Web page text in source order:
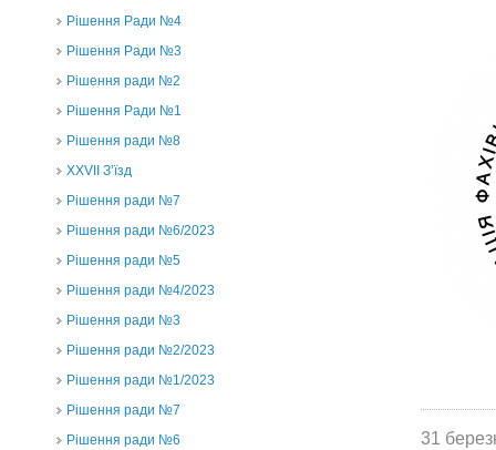
Рішення Ради №4
Рішення Ради №3
Рішення ради №2
Рішення Ради №1
Рішення ради №8
ХХVII З’їзд
Рішення ради №7
Рішення ради №6/2023
Рішення ради №5
Рішення ради №4/2023
Рішення ради №3
Рішення ради №2/2023
Рішення ради №1/2023
Рішення ради №7
Рішення ради №6
31